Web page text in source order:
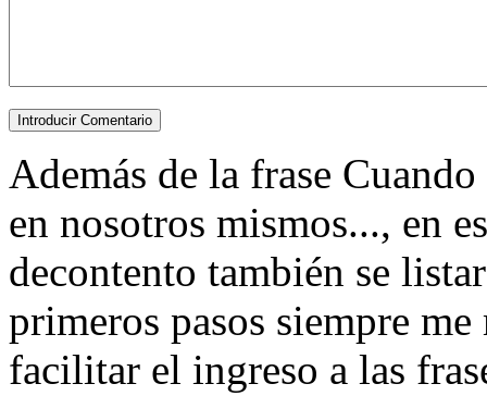
Además de la frase
en nosotros mismos..., en
decontento también se
primeros pasos siempre
facilitar el ingreso a las